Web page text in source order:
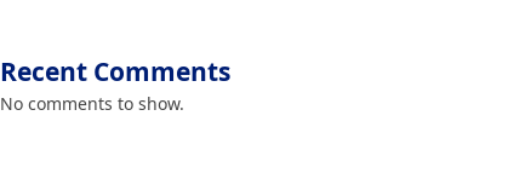
Recent Comments
No comments to show.